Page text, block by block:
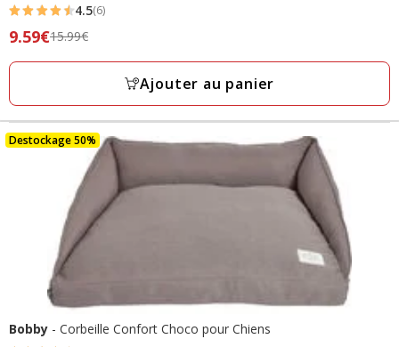
4.5
étoiles
avec
avis
4.5(6)
Prix
précédent
prix
final
9.59€
9.59€15.99€
Ajouter au panier
Destockage 50%
Bobby - Corbeille Confort Choco pour Chiens